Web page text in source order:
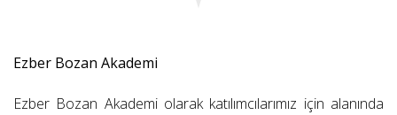
Ezber Bozan Akademi
Ezber Bozan Akademi olarak katılımcılarımız için alanında